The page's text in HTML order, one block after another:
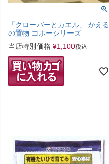
「クローバーとカエル」 かえる
の置物 コポーシリーズ
当店特別価格 ¥1,100税込